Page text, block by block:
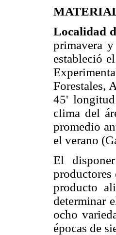
Localidad
primavera
estableció
Forestales,
45'
clima del
promedio
el verano
El
producto
determinar
ocho
épocas de